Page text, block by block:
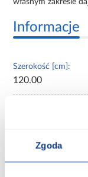
Zgoda
Informacje
Szerokość [cm]:
120.00
Wysokość [cm]: